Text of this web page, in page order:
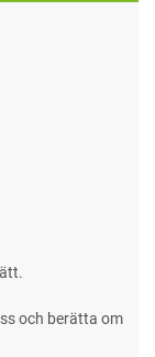
och berätta om